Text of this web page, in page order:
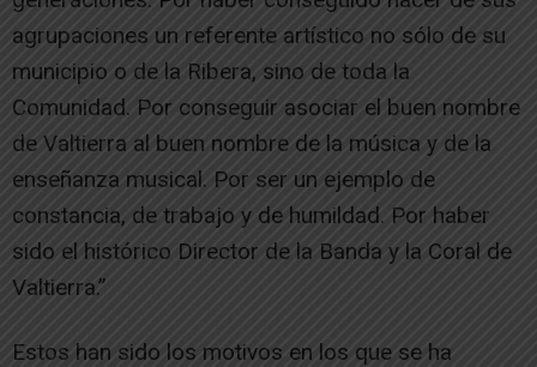
agrupaciones un referente artístico no sólo de su
municipio o de la Ribera, sino de toda la
Comunidad. Por conseguir asociar el buen nombre
de Valtierra al buen nombre de la música y de la
enseñanza musical. Por ser un ejemplo de
constancia, de trabajo y de humildad. Por haber
sido el histórico Director de la Banda y la Coral de
Valtierra.”
Estos han sido los motivos en los que se ha